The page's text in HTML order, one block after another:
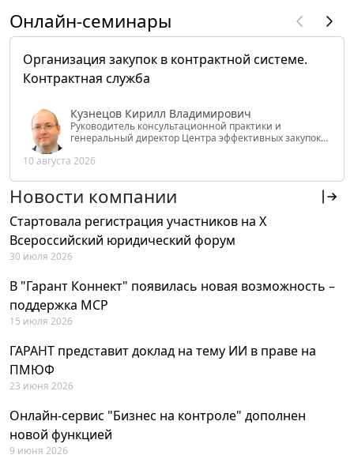
Онлайн-семинары
Организация закупок в контрактной системе.
Контрактная служба
Кузнецов Кирилл Владимирович
Руководитель консультационной практики и
генеральный директор Центра эффективных закупок
РФ
10 августа 2026
Новости компании
Стартовала регистрация участников на X
Всероссийский юридический форум
30 июля 2026
В "Гарант Коннект" появилась новая возможность –
поддержка MCP
15 июля 2026
ГАРАНТ представит доклад на тему ИИ в праве на
ПМЮФ
23 июня 2026
Онлайн-сервис "Бизнес на контроле" дополнен
новой функцией
9 июня 2026